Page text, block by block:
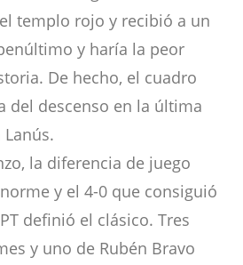
templo rojo y recibió a un
y haría la peor
De hecho, el cuadro
del descenso en la última
la diferencia de juego
y el 4-0 que consiguió
definió el clásico. Tres
y uno de Rubén Bravo